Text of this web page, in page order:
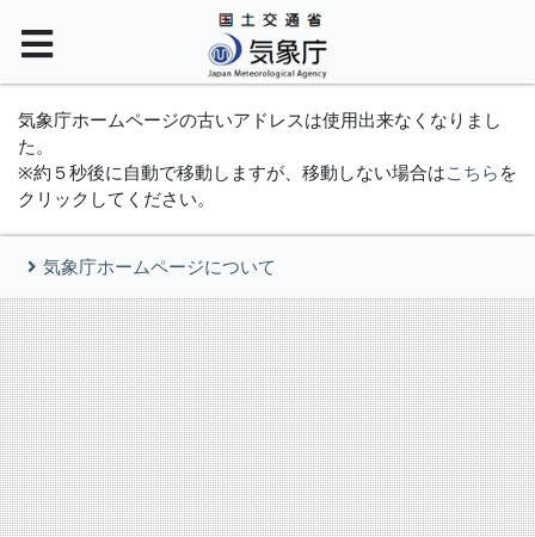
気象庁ホームページの古いアドレスは使用出来なくなりまし
た。
※約５秒後に自動で移動しますが、移動しない場合はこちら を
クリックしてください。
気象庁ホームページについて